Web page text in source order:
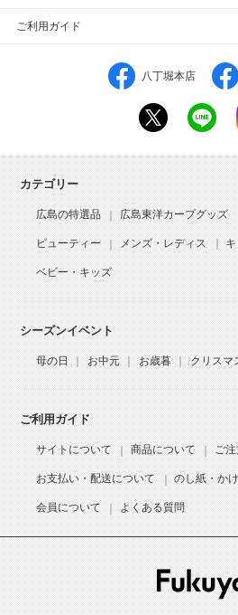
ご利用ガイド
八丁堀本店
カテゴリー
広島の特選品 広島東洋カープグッズ
ビューティー メンズ・レディス
ベビー・キッズ
シーズンイベント
母の日 お中元 お歳暮 クリスマ
ご利用ガイド
サイトについて 商品について ご
お支払い・配送について のし紙・か
会員について よくある質問